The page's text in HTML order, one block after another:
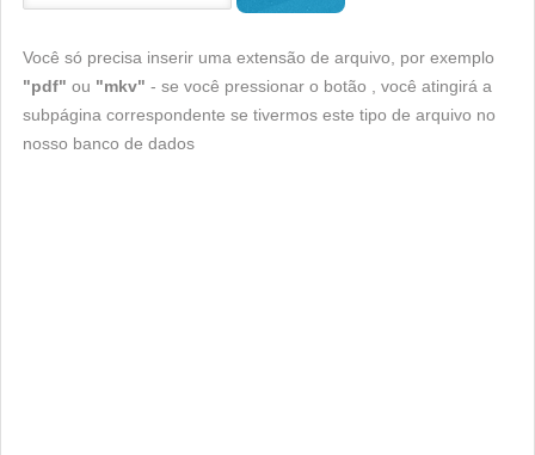
Você só precisa inserir uma extensão de arquivo, por exemplo
"pdf" ou "mkv" - se você pressionar o botão , você atingirá a
subpágina correspondente se tivermos este tipo de arquivo no
nosso banco de dados